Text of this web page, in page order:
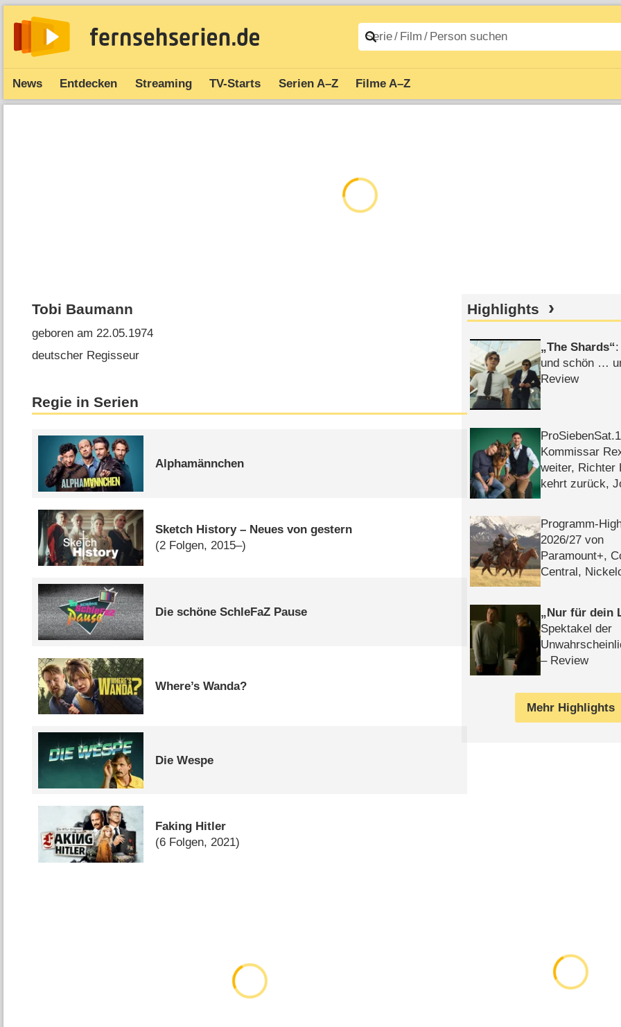
News Entdecken Streaming TV-Starts Serien A–Z Filme A–Z
Tobi Baumann
geboren am 22.05.1974
deutscher Regisseur
Regie in Serien
Alphamännchen
Sketch History – Neues von gestern
(2 Folgen, 2015–)
Die schöne SchleFaZ Pause
Where’s Wanda?
Die Wespe
Faking Hitler
(6 Folgen, 2021)
Highlights
The Shards
und schön …
Review
Kommissar
weiter, Richter
kehrt zurück,
Programm-
2026/​27 von
Paramount+,
Central,
Nur für dein
Spektakel der
– Review
Mehr Highlights